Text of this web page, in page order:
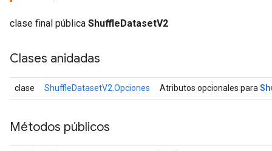
clase final pública ShuffleDatasetV2
Clases anidadas
clase ShuffleDatasetV2.Opciones Atributos opcionales para
Métodos públicos